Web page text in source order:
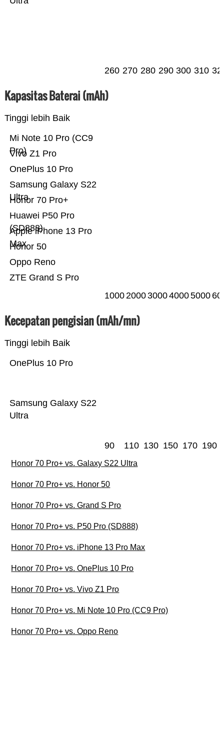
260 270 280 290 300 310
Kapasitas Baterai (mAh)
Tinggi lebih Baik
ZTE Grand S Pro
Oppo Reno
Honor 50
Apple iPhone 13 Pro
Max
Huawei P50 Pro
(SD888)
Honor 70 Pro+
Samsung Galaxy S22
Ultra
OnePlus 10 Pro
Vivo Z1 Pro
Mi Note 10 Pro (CC9
Pro)
10002000300040005000
Kecepatan pengisian (mAh/mn)
Tinggi lebih Baik
Samsung Galaxy S22
Ultra
OnePlus 10 Pro
90 110 130 150 170 190
Honor 70 Pro+ vs. Galaxy S22 Ultra
Honor 70 Pro+ vs. Honor 50
Honor 70 Pro+ vs. Grand S Pro
Honor 70 Pro+ vs. P50 Pro (SD888)
Honor 70 Pro+ vs. iPhone 13 Pro Max
Honor 70 Pro+ vs. OnePlus 10 Pro
Honor 70 Pro+ vs. Vivo Z1 Pro
Honor 70 Pro+ vs. Mi Note 10 Pro (CC9 Pro)
Honor 70 Pro+ vs. Oppo Reno